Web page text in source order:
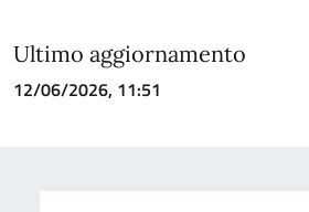
Ultimo aggiornamento
12/06/2026, 11:51